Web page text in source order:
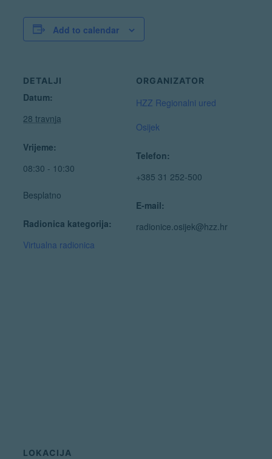
Add to calendar
DETALJI
Datum:
28 travnja
Vrijeme:
08:30 - 10:30
Besplatno
Radionica kategorija:
Virtualna radionica
ORGANIZATOR
HZZ Regionalni ured
Osijek
Telefon:
+385 31 252-500
E-mail:
radionice.osijek@hzz.hr
LOKACIJA